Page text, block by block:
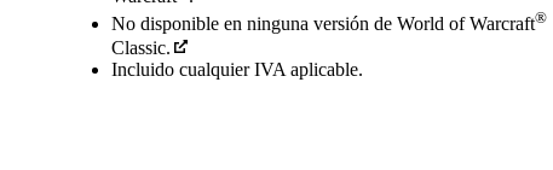
No disponible en ninguna versión de World of Warcraft®
Classic.
Incluido cualquier IVA aplicable.